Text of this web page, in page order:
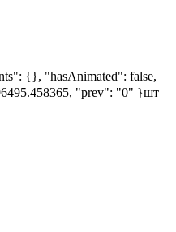
{}, "hasAnimated": false,
"prev": "0" }шт